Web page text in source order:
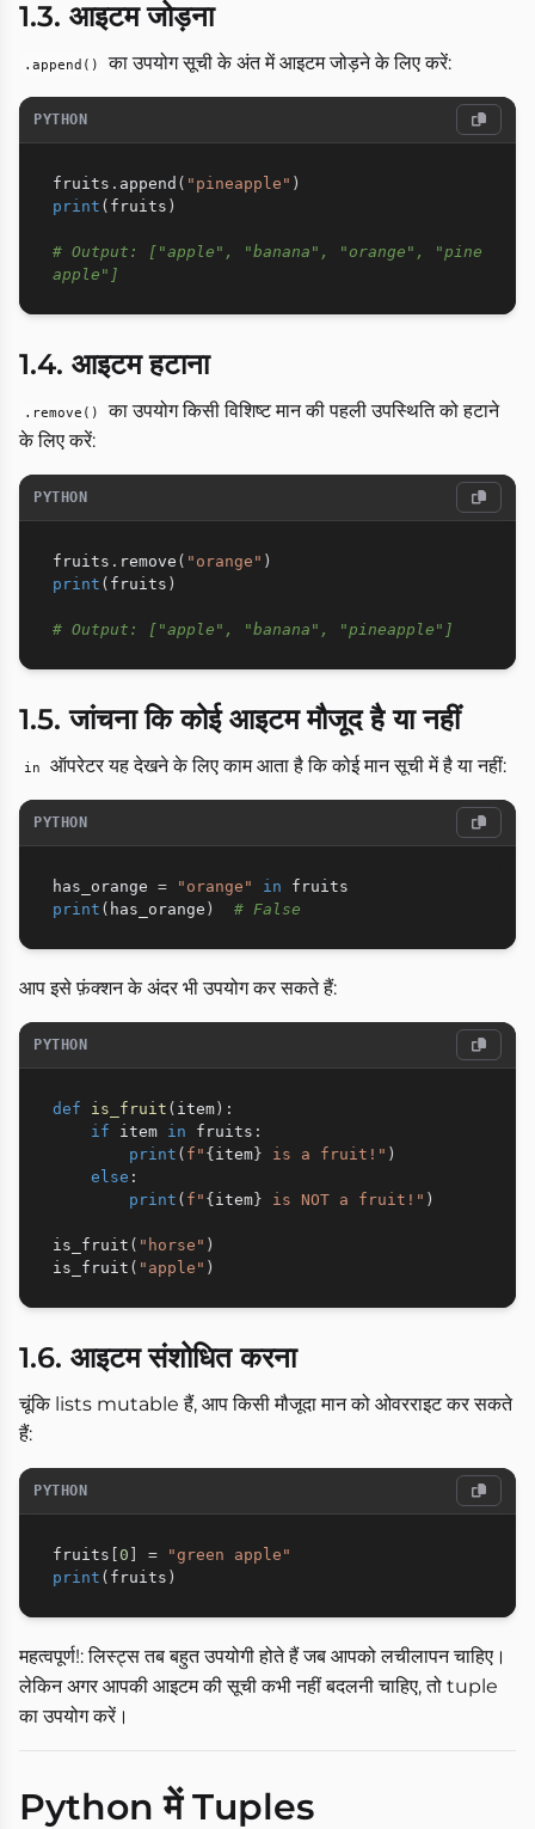
1.3. आइटम जोड़ना
.append() का उपयोग सूची के अंत में आइटम जोड़ने के लिए करें:
PYTHON
fruits . append ( "pineapple" )
print ( fruits )
# Output: ["apple", "banana", "orange", "pine
apple"]
1.4. आइटम हटाना
.remove()
का उपयोग किसी विशिष्ट मान की पहली उपस्थिति को हटाने
के लिए करें:
PYTHON
fruits . remove ( "orange" )
print ( fruits )
# Output: ["apple", "banana", "pineapple"]
1.5. जांचना कि कोई आइटम मौजूद है या नहीं
in ऑपरेटर यह देखने के लिए काम आता है कि कोई मान सूची में है या नहीं:
PYTHON
has_orange = "orange" in
print ( has_orange ) # False
आप इसे फ़ंक्शन के अंदर भी उपयोग कर सकते हैं:
PYTHON
def is_fruit ( item ) :
if item in fruits :
print ( f" { item } is a fruit!" )
else :
print ( f" { item } is NOT a fruit!" )
is_fruit ( "horse" )
is_fruit ( "apple" )
1.6. आइटम संशोधित करना
चूंकि lists mutable हैं, आप किसी मौजूदा मान को ओवरराइट कर सकते
हैं:
PYTHON
fruits 0 =
"green apple"
print ( fruits )
महत्वपूर्ण!: लिस्ट्स तब बहुत उपयोगी होते हैं जब आपको लचीलापन चाहिए।
लेकिन अगर आपकी आइटम की सूची कभी नहीं बदलनी चाहिए, तो tuple
का उपयोग करें।
Python में Tuples